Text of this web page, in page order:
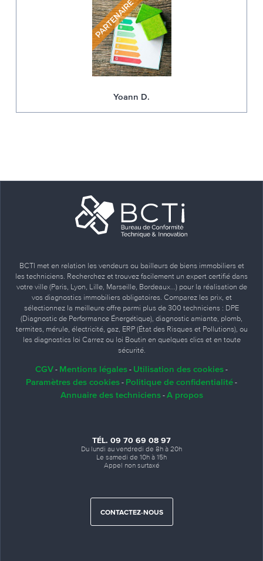
Yoann D.
BCTI met en relation les vendeurs ou bailleurs de biens immobiliers et
les techniciens. Recherchez et trouvez facilement un expert certifié dans
votre ville (Paris, Lyon, Lille, Marseille, Bordeaux…) pour la réalisation de
vos diagnostics immobiliers obligatoires. Comparez les prix, et
sélectionnez la meilleure offre parmi plus de 300 techniciens : DPE
(Diagnostic de Performance Énergétique), diagnostic amiante, plomb,
termites, mérule, électricité, gaz, ERP (État des Risques et Pollutions), ou
les diagnostics loi Carrez ou loi Boutin en quelques clics et en toute
sécurité.
CGV - Mentions légales - Utilisation des cookies -
Paramètres des cookies - Politique de confidentialité -
Annuaire des techniciens- A propos
TÉL. 09 70 69 08 97
Du lundi au vendredi de 8h à 20h
Le samedi de 10h à 15h
Appel non surtaxé
CONTACTEZ-NOUS